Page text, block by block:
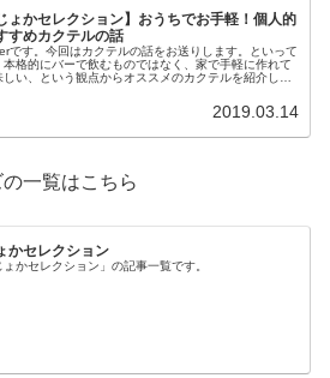
ょかセレクション】おうちでお手軽！個人的
すめカクテルの話
です。今回はカクテルの話をお送りします。といって
本格的にバーで飲むものではなく、家で手軽に作れて
しい、という観点からオススメのカクテルを紹介しま
2019.03.14
一覧はこちら
かセレクション
ょかセレクション」の記事一覧です。